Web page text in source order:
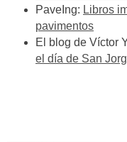
PaveIng: Libros
pavimentos
El blog de Víctor
el día de San